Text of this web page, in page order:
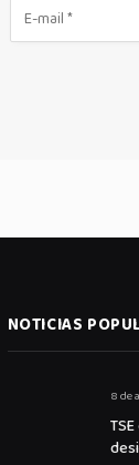
NOTICIAS
8 de